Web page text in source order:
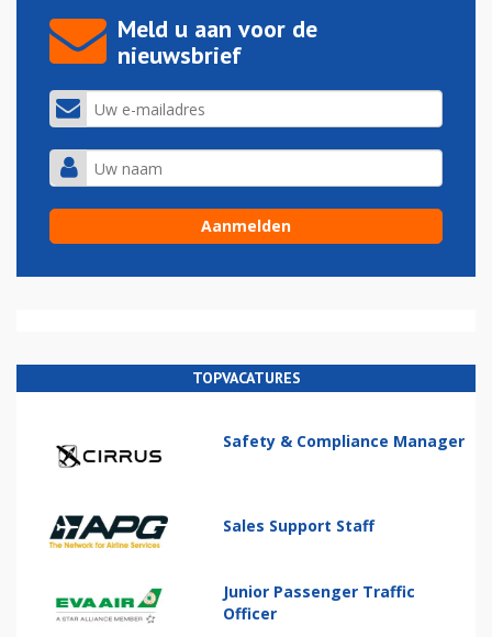
Meld u aan voor de
nieuwsbrief
TOPVACATURES
Safety & Compliance Manager
Sales Support Staff
Junior Passenger Traffic
Officer